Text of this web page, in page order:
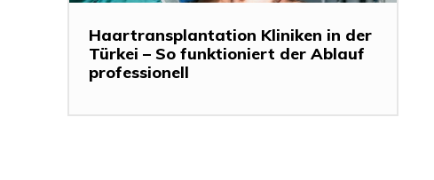
Haartransplantation Kliniken in der
Türkei – So funktioniert der Ablauf
professionell